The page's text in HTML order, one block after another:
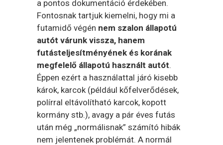
a pontos dokumentáció érdekében.
Fontosnak tartjuk kiemelni, hogy mi a
futamidő végén nem szalon állapotú
autót várunk vissza, hanem
futásteljesítményének és korának
megfelelő állapotú használt autót.
Éppen ezért a használattal járó kisebb
károk, karcok (például kőfelverődések,
polírral eltávolítható karcok, kopott
kormány stb.), avagy a pár éves futás
után még „normálisnak” számító hibák
nem jelentenek problémát. A normál